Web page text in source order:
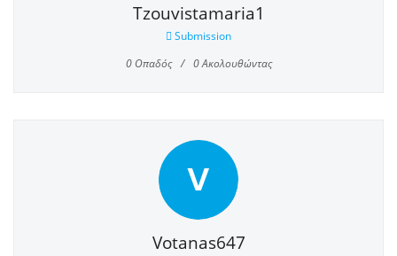
Tzouvistamaria1
Submission
0Οπαδός 0Ακολουθώντας
V
Votanas647